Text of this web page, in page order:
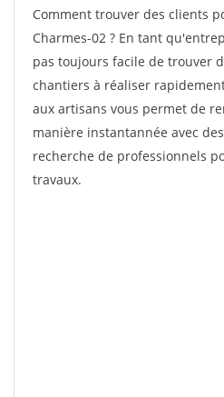
Comment trouver des clients
Charmes-02 ? En tant
pas toujours facile de trouver
chantiers à réaliser
aux artisans vous permet de
manière instantannée avec
recherche de professionnels
travaux.